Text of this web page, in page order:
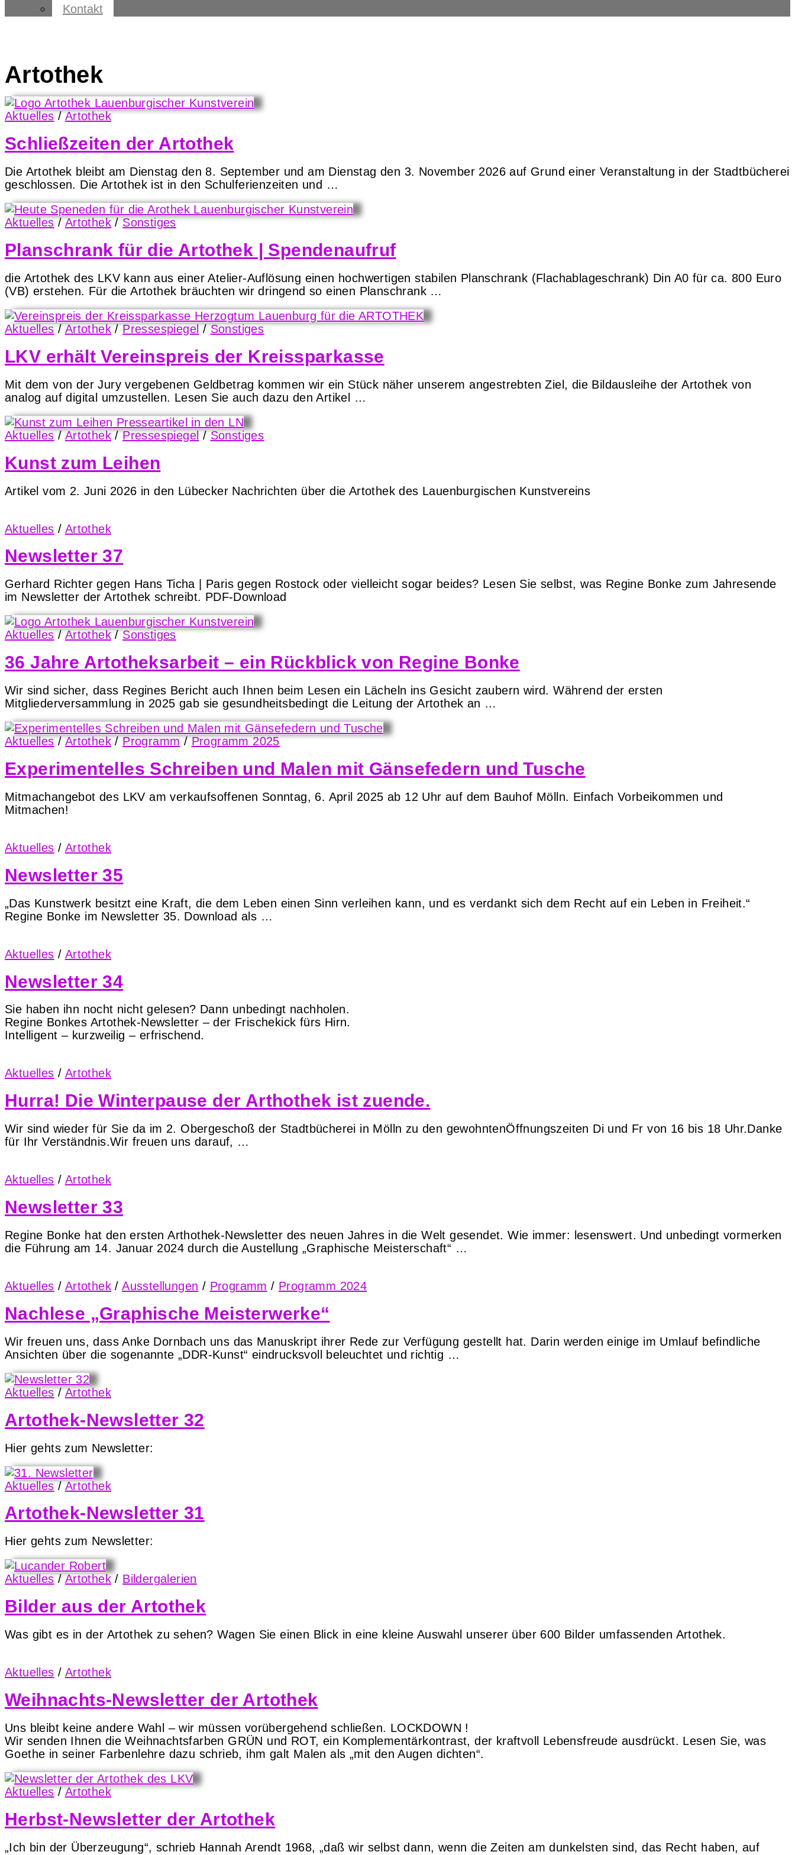
Kontakt
Artothek
Aktuelles/Artothek
Schließzeiten der Artothek
Die Artothek bleibt am Dienstag den 8. September und am Dienstag den 3. November 2026 auf Grund einer Veranstaltung in der Stadtbücherei
geschlossen. Die Artothek ist in den Schulferienzeiten und …
Aktuelles/Artothek/Sonstiges
Planschrank für die Artothek | Spendenaufruf
die Artothek des LKV kann aus einer Atelier-Auflösung einen hochwertigen stabilen Planschrank (Flachablageschrank) Din A0 für ca. 800 Euro
(VB) erstehen. Für die Artothek bräuchten wir dringend so einen Planschrank …
Aktuelles/Artothek/Pressespiegel/Sonstiges
LKV erhält Vereinspreis der Kreissparkasse
Mit dem von der Jury vergebenen Geldbetrag kommen wir ein Stück näher unserem angestrebten Ziel, die Bildausleihe der Artothek von
analog auf digital umzustellen. Lesen Sie auch dazu den Artikel …
Aktuelles/Artothek/Pressespiegel/Sonstiges
Kunst zum Leihen
Artikel vom 2. Juni 2026 in den Lübecker Nachrichten über die Artothek des Lauenburgischen Kunstvereins
Aktuelles / Artothek
Newsletter 37
Gerhard Richter gegen Hans Ticha | Paris gegen Rostock oder vielleicht sogar beides? Lesen Sie selbst, was Regine Bonke zum Jahresende
im Newsletter der Artothek schreibt. PDF-Download
Aktuelles/Artothek/Sonstiges
36 Jahre Artotheksarbeit – ein Rückblick von Regine Bonke
Wir sind sicher, dass Regines Bericht auch Ihnen beim Lesen ein Lächeln ins Gesicht zaubern wird. Während der ersten
Mitgliederversammlung in 2025 gab sie gesundheitsbedingt die Leitung der Artothek an …
Aktuelles/Artothek/Programm/Programm 2025
Experimentelles Schreiben und Malen mit Gänsefedern und Tusche
Mitmachangebot des LKV am verkaufsoffenen Sonntag, 6. April 2025 ab 12 Uhr auf dem Bauhof Mölln. Einfach Vorbeikommen und
Mitmachen!
Aktuelles / Artothek
Newsletter 35
„Das Kunstwerk besitzt eine Kraft, die dem Leben einen Sinn verleihen kann, und es verdankt sich dem Recht auf ein Leben in Freiheit.“
Regine Bonke im Newsletter 35. Download als …
Aktuelles / Artothek
Newsletter 34
Sie haben ihn nocht nicht gelesen? Dann unbedingt nachholen.
Regine Bonkes Artothek-Newsletter – der Frischekick fürs Hirn.
Intelligent – kurzweilig – erfrischend.
Aktuelles / Artothek
Hurra! Die Winterpause der Arthothek ist zuende.
Wir sind wieder für Sie da im 2. Obergeschoß der Stadtbücherei in Mölln zu den gewohntenÖffnungszeiten Di und Fr von 16 bis 18 Uhr.Danke
für Ihr Verständnis.Wir freuen uns darauf, …
Aktuelles / Artothek
Newsletter 33
Regine Bonke hat den ersten Arthothek-Newsletter des neuen Jahres in die Welt gesendet. Wie immer: lesenswert. Und unbedingt vormerken
die Führung am 14. Januar 2024 durch die Austellung „Graphische Meisterschaft“ …
Aktuelles / Artothek /Ausstellungen / Programm / Programm 2024
Nachlese „Graphische Meisterwerke“
Wir freuen uns, dass Anke Dornbach uns das Manuskript ihrer Rede zur Verfügung gestellt hat. Darin werden einige im Umlauf befindliche
Ansichten über die sogenannte „DDR-Kunst“ eindrucksvoll beleuchtet und richtig …
Aktuelles/Artothek
Artothek-Newsletter 32
Hier gehts zum Newsletter:
Aktuelles/Artothek
Artothek-Newsletter 31
Hier gehts zum Newsletter:
Aktuelles/Artothek/ Bildergalerien
Bilder aus der Artothek
Was gibt es in der Artothek zu sehen? Wagen Sie einen Blick in eine kleine Auswahl unserer über 600 Bilder umfassenden Artothek.
Aktuelles / Artothek
Weihnachts-Newsletter der Artothek
Uns bleibt keine andere Wahl – wir müssen vorübergehend schließen. LOCKDOWN !
Wir senden Ihnen die Weihnachtsfarben GRÜN und ROT, ein Komplementärkontrast, der kraftvoll Lebensfreude ausdrückt. Lesen Sie, was
Goethe in seiner Farbenlehre dazu schrieb, ihm galt Malen als „mit den Augen dichten“.
Aktuelles/Artothek
Herbst-Newsletter der Artothek
„Ich bin der Überzeugung“, schrieb Hannah Arendt 1968, „daß wir selbst dann, wenn die Zeiten am dunkelsten sind, das Recht haben, auf